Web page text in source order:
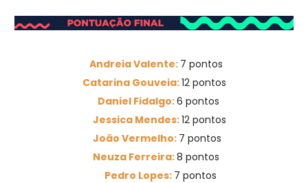
Andreia Valente: 7 pontos
Catarina Gouveia:12 pontos
Daniel Fidalgo:6 pontos
Jessica Mendes:12 pontos
João Vermelho: 7 pontos
Neuza Ferreira:8 pontos
Pedro Lopes: 7 pontos